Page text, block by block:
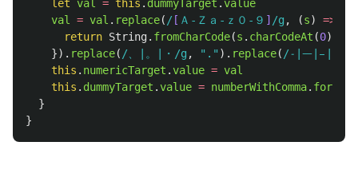
let val = this . dummyTarget .value
val
= val . replace( / [ Ａ-Ｚａ-ｚ０-９ ] /g , (s) =>
return String. fromCharCode(s . charCodeAt (0)
}). replace( /、|。|・/g , " . " ). replace( /
this . numericTarget .value = val
this . dummyTarget .value = numberWithComma. format
}
}